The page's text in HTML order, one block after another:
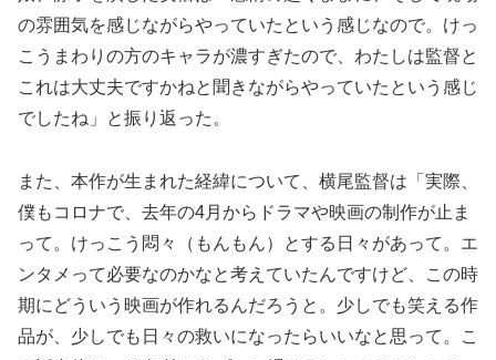
の雰囲気を感じながらやっていたという感じなので。けっ
こうまわりの方のキャラが濃すぎたので、わたしは監督と
これは大丈夫ですかねと聞きながらやっていたという感じ
でしたね」と振り返った。
また、本作が生まれた経緯について、横尾監督は「実際、
僕もコロナで、去年の4月からドラマや映画の制作が止ま
って。けっこう悶々（もんもん）とする日々があって。エ
ンタメって必要なのかなと考えていたんですけど、この時
期にどういう映画が作れるんだろうと。少しでも笑える作
品が、少しでも日々の救いになったらいいなと思って。こ